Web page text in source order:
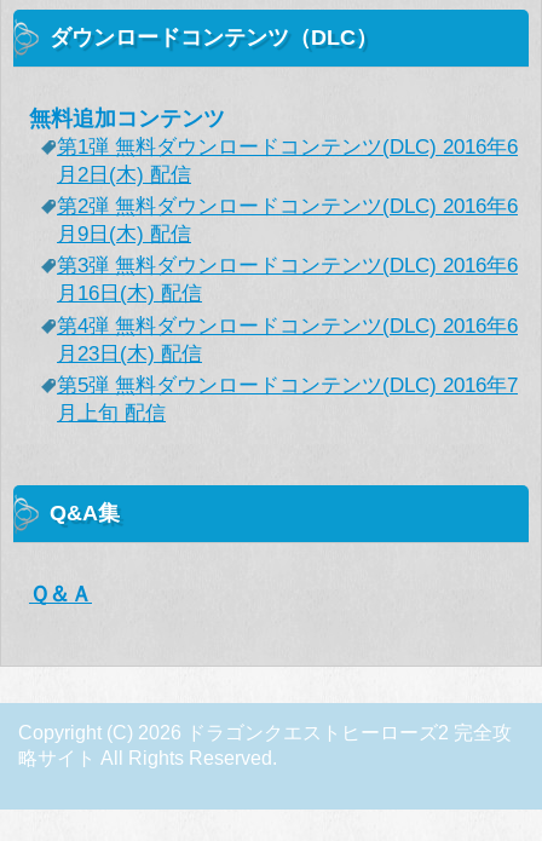
ダウンロードコンテンツ（DLC）
無料追加コンテンツ
第1弾 無料ダウンロードコンテンツ(DLC) 2016年6
月2日(木) 配信
第2弾 無料ダウンロードコンテンツ(DLC) 2016年6
月9日(木) 配信
第3弾 無料ダウンロードコンテンツ(DLC) 2016年6
月16日(木) 配信
第4弾 無料ダウンロードコンテンツ(DLC) 2016年6
月23日(木) 配信
第5弾 無料ダウンロードコンテンツ(DLC) 2016年7
月上旬 配信
Q&A集
Ｑ＆Ａ
Copyright (C) 2026 ドラゴンクエストヒーローズ2 完全攻
略サイト All Rights Reserved.